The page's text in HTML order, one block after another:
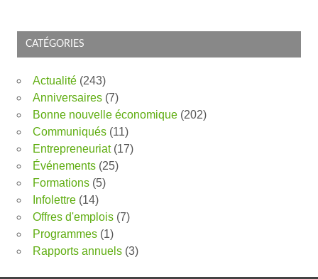
CATÉGORIES
Actualité (243)
Anniversaires (7)
Bonne nouvelle économique (202)
Communiqués (11)
Entrepreneuriat(17)
Événements (25)
Formations (5)
Infolettre (14)
Offres d'emplois (7)
Programmes (1)
Rapports annuels (3)